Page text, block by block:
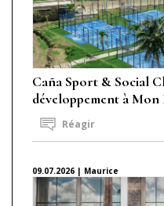
Caña Sport & Social
développement à
Réagir
09.07.2026 | Maurice